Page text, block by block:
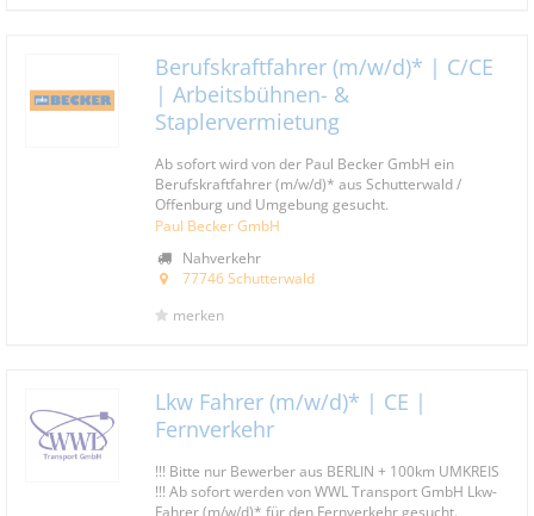
Berufskraftfahrer (m/w/d)* | C/CE
| Arbeitsbühnen- &
Staplervermietung
Ab sofort wird von der Paul Becker GmbH ein
Berufskraftfahrer (m/w/d)* aus Schutterwald /
Offenburg und Umgebung gesucht.
Paul Becker GmbH
Nahverkehr
77746 Schutterwald
merken
Lkw Fahrer (m/w/d)* | CE |
Fernverkehr
!!! Bitte nur Bewerber aus BERLIN + 100km UMKREIS
!!! Ab sofort werden von WWL Transport GmbH Lkw-
Fahrer (m/w/d)* für den Fernverkehr gesucht.